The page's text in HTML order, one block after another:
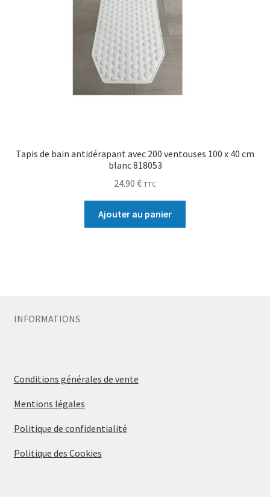
Tapis de bain antidérapant avec 200 ventouses 100 x 40 cm
blanc 818053
24.90 € TTC
Ajouter au panier
INFORMATIONS
Conditions générales de vente
Mentions légales
Politique de confidentialité
Politique des Cookies